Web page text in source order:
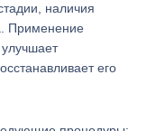
наличия
Применение
его